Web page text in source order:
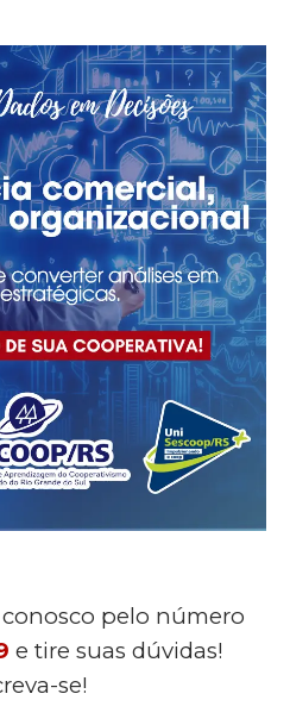
pelo número
e tire suas dúvidas!
se!